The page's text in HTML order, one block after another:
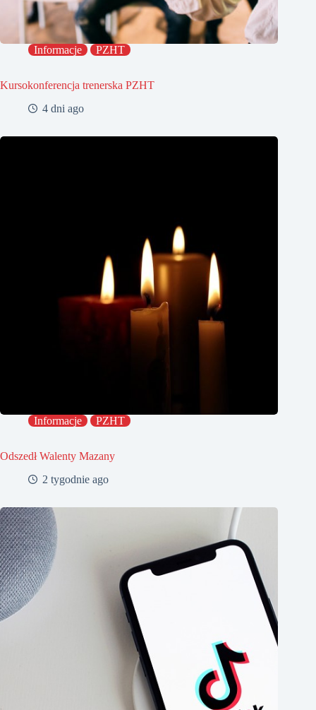
Informacje PZHT
Kursokonferencja trenerska PZHT
4 dni ago
Informacje PZHT
Odszedł Walenty Mazany
2 tygodnie ago